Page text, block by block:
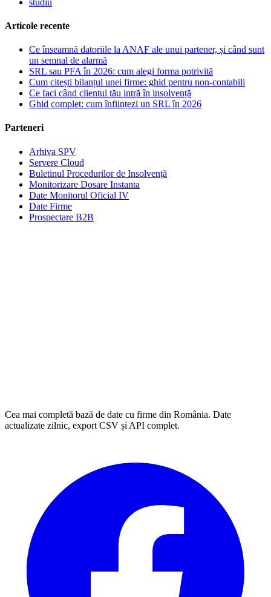
Articole recente
Ce înseamnă datoriile la ANAF ale unui partener, și când sunt
un semnal de alarmă
SRL sau PFA în 2026: cum alegi forma potrivită
Cum citești bilanțul unei firme: ghid pentru non-contabili
Ce faci când clientul tău intră în insolvență
Ghid complet: cum înființezi un SRL în 2026
Parteneri
Arhiva SPV
Servere Cloud
Buletinul Procedurilor de Insolvență
Monitorizare Dosare Instanta
Date Monitorul Oficial IV
Date Firme
Prospectare B2B
Cea mai completă bază de date cu firme din România. Date
actualizate zilnic, export CSV și API complet.